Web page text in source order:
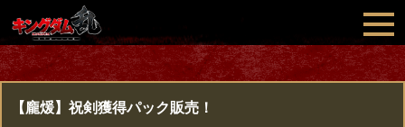
【龐煖】祝剣獲得パック販売！